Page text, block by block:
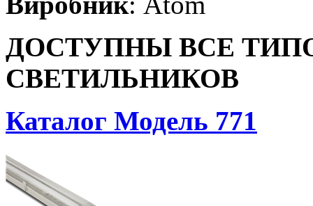
ДОСТУПНЫ ВСЕ
СВЕТИЛЬНИКОВ
Каталог Модель 771